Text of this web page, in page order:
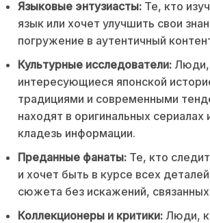
Языковые энтузиасты: Те, кто
язык или хочет улучшить свои
погружение в аутентичный
Культурные исследователи: Люди,
интересующиеся японской
традициями и современными
находят в оригинальных сериалах
кладезь информации.
Преданные фанаты: Те, кто
и хочет быть в курсе всех
сюжета без искажений,
Коллекционеры и критики: Люди,